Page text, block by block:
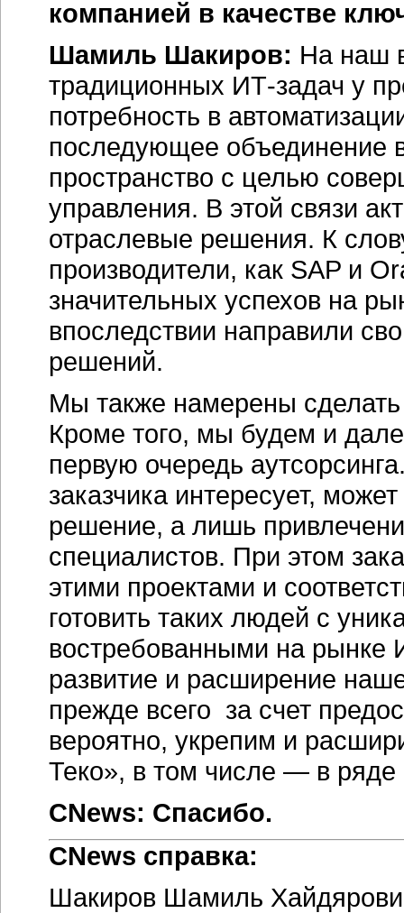
компанией в качестве
Шамиль Шакиров: На наш
традиционных ИТ-задач у
потребность в
последующее объединение
пространство с целью
управления. В этой связи
отраслевые решения. К
производители, как SAP и
значительных успехов на
впоследствии направили
решений.
Мы также намерены сделать
Кроме того, мы будем и
первую очередь
заказчика интересует,
решение, а лишь
специалистов. При этом
этими проектами и
готовить таких людей с
востребованными на
развитие и расширение
прежде всего за счет
вероятно, укрепим и
Теко», в том числе — в ряде
CNews: Спасибо.
СNews справка:
Шакиров Шамиль